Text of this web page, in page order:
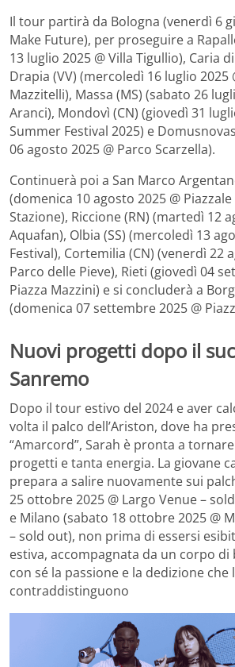
Il tour partirà da Bologna (venerdì 6
Make Future), per proseguire a
13 luglio 2025 @ Villa Tigullio), Caria di
Drapia (VV) (mercoledì 16 luglio 2025
Mazzitelli), Massa (MS) (sabato 26
Aranci), Mondovì (CN) (giovedì 31
Summer Festival 2025) e
06 agosto 2025 @ Parco Scarzella).
Continuerà poi a San Marco
(domenica 10 agosto 2025 @ Piazzale
Stazione), Riccione (RN) (martedì 12
Aquafan), Olbia (SS) (mercoledì 13
Festival), Cortemilia (CN) (venerdì 22
Parco delle Pieve), Rieti (giovedì 04
Piazza Mazzini) e si concluderà a
(domenica 07 settembre 2025 @
Nuovi progetti dopo il
Sanremo
Dopo il tour estivo del 2024 e aver
volta il palco dell’Ariston, dove ha
“Amarcord”, Sarah è pronta a
progetti e tanta energia. La giovane
prepara a salire nuovamente sui
25 ottobre 2025 @ Largo Venue –
e Milano (sabato 18 ottobre 2025 @
– sold out), non prima di essersi
estiva, accompagnata da un corpo
con sé la passione e la dedizione che
contraddistinguono